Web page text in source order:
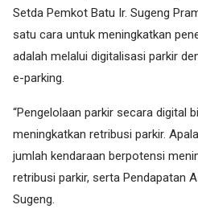
Setda Pemkot Batu Ir. Sugeng
satu cara untuk meningkatkan
adalah melalui digitalisasi parkir
e-parking.
“Pengelolaan parkir secara digital
meningkatkan retribusi parkir.
jumlah kendaraan berpotensi
retribusi parkir, serta Pendapatan
Sugeng.